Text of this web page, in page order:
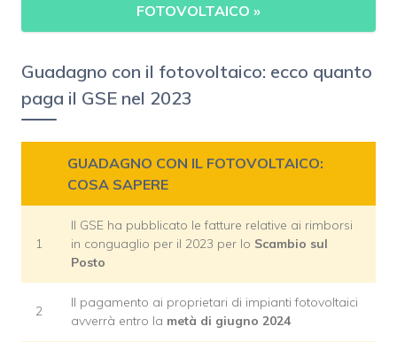
FOTOVOLTAICO »
Guadagno con il fotovoltaico: ecco quanto
paga il GSE nel 2023
GUADAGNO CON IL FOTOVOLTAICO:
COSA SAPERE
1
Il GSE ha pubblicato le fatture relative ai rimborsi
in conguaglio per il 2023 per lo Scambio sul
Posto
2
Il pagamento ai proprietari di impianti fotovoltaici
avverrà entro la metà di giugno 2024